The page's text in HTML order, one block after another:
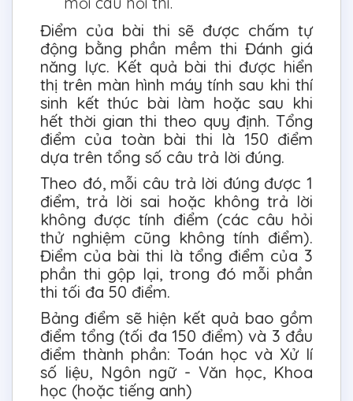
Điểm của bài thi sẽ được chấm tự
động bằng phần mềm thi Đánh giá
năng lực. Kết quả bài thi được hiển
thị trên màn hình máy tính sau khi thí
sinh kết thúc bài làm hoặc sau khi
hết thời gian thi theo quy định. Tổng
điểm của toàn bài thi là 150 điểm
dựa trên tổng số câu trả lời đúng.
Theo đó, mỗi câu trả lời đúng được 1
điểm, trả lời sai hoặc không trả lời
không được tính điểm (các câu hỏi
thử nghiệm cũng không tính điểm).
Điểm của bài thi là tổng điểm của 3
phần thi gộp lại, trong đó mỗi phần
thi tối đa 50 điểm.
Bảng điểm sẽ hiện kết quả bao gồm
điểm tổng (tối đa 150 điểm) và 3 đầu
điểm thành phần: Toán học và Xử lí
số liệu, Ngôn ngữ - Văn học, Khoa
học (hoặc tiếng anh)